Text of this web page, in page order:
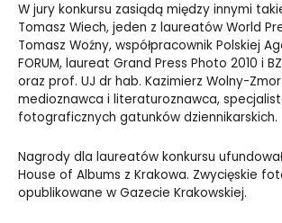
W jury konkursu zasiądą między innymi
Tomasz Wiech, jeden z laureatów World
Tomasz Woźny, współpracownik Polskiej
FORUM, laureat Grand Press Photo 2010 i
oraz prof. UJ dr hab. Kazimierz Wolny-
medioznawca i literaturoznawca,
fotograficznych gatunków dziennikarskich.
Nagrody dla laureatów konkursu
House of Albums z Krakowa. Zwycięskie
opublikowane w Gazecie Krakowskiej.